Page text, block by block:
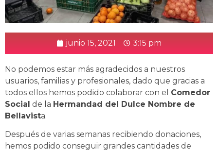
junio 15, 2021 3:15 pm
No podemos estar más agradecidos a nuestros
usuarios, familias y profesionales, dado que gracias a
todos ellos hemos podido colaborar con el Comedor
Social de la Hermandad del Dulce Nombre de
Bellavista.
Después de varias semanas recibiendo donaciones,
hemos podido conseguir grandes cantidades de